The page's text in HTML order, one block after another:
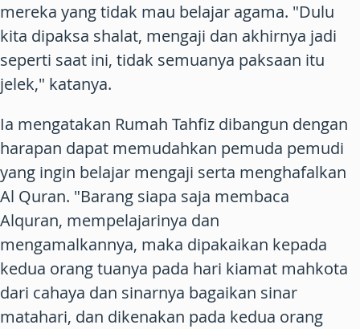
mereka yang tidak mau belajar agama. "Dulu
kita dipaksa shalat, mengaji dan akhirnya jadi
seperti saat ini, tidak semuanya paksaan itu
jelek," katanya.
Ia mengatakan Rumah Tahfiz dibangun dengan
harapan dapat memudahkan pemuda pemudi
yang ingin belajar mengaji serta menghafalkan
Al Quran. "Barang siapa saja membaca
Alquran, mempelajarinya dan
mengamalkannya, maka dipakaikan kepada
kedua orang tuanya pada hari kiamat mahkota
dari cahaya dan sinarnya bagaikan sinar
matahari, dan dikenakan pada kedua orang